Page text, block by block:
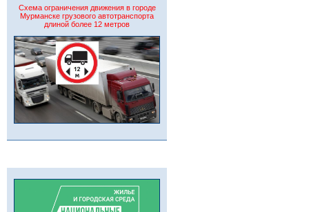
Схема ограничения движения в городе
Мурманске грузового автотранспорта
длиной более 12 метров